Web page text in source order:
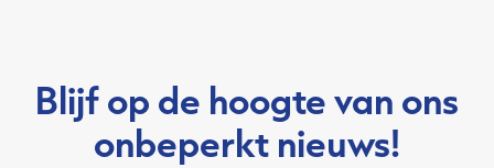
Blijf op de hoogte van ons
onbeperkt nieuws!